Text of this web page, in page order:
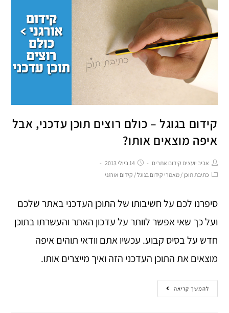
קידום בגוגל – כולם רוצים תוכן עדכני, אבל
איפה מוצאים אותו?
אביב יועצים קידום אתרים
14 ביולי 2013
כתיבת תוכן / מאמרי קידום בגוגל/ קידום אורגני
סיפרנו לכם על חשיבותו של התוכן העדכני באתר שלכם
ועל כך שאי אפשר לוותר על עדכון האתר והעשרתו בתוכן
חדש על בסיס קבוע. עכשיו אתם וודאי תוהים איפה
מוצאים את התוכן העדכני הזה ואיך מייצרים אותו.
להמשך קריאה